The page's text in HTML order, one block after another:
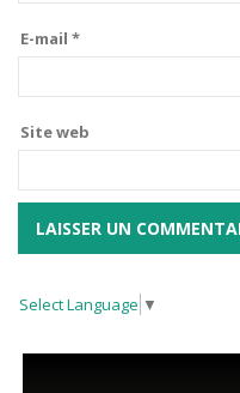
E-mail *
Site web
Select Language ▼